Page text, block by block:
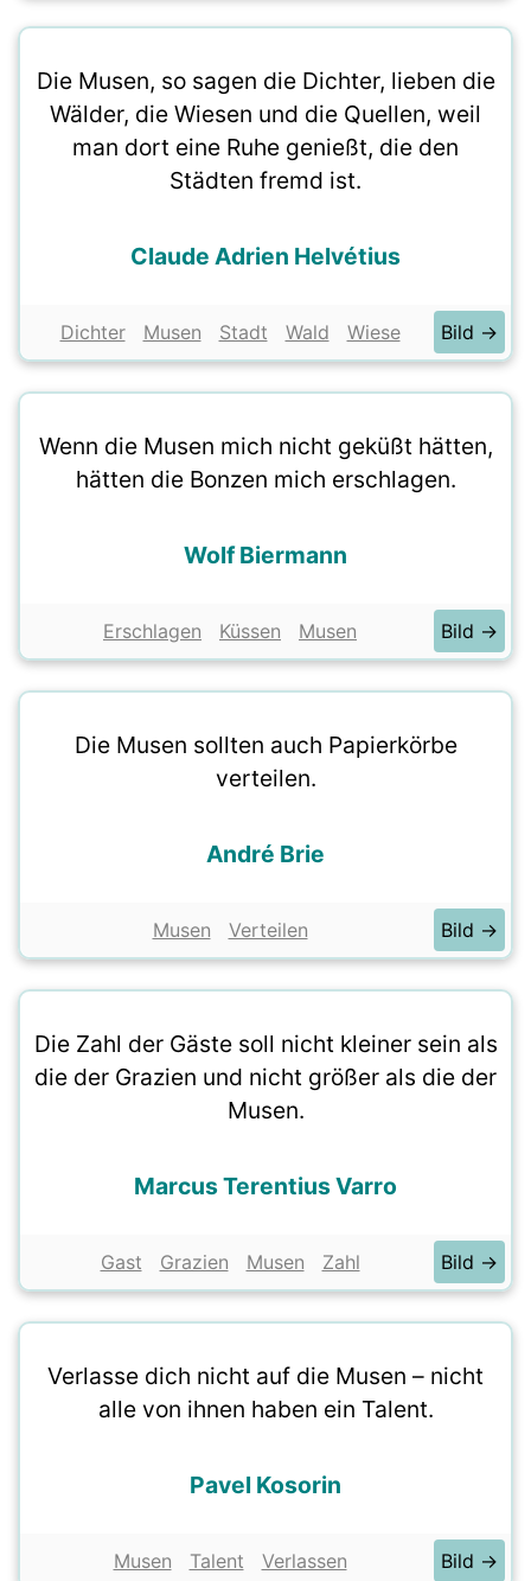
Die Musen, so sagen die Dichter, lieben die
Wälder, die Wiesen und die Quellen, weil
man dort eine Ruhe genießt, die den
Städten fremd ist.
Claude Adrien Helvétius
Dichter Musen Stadt Wald Wiese Bild →
Wenn die Musen mich nicht geküßt hätten,
hätten die Bonzen mich erschlagen.
Wolf Biermann
Erschlagen Küssen Musen Bild →
Die Musen sollten auch Papierkörbe
verteilen.
André Brie
Musen Verteilen Bild →
Die Zahl der Gäste soll nicht kleiner sein als
die der Grazien und nicht größer als die der
Musen.
Marcus Terentius Varro
Gast Grazien Musen Zahl Bild →
Verlasse dich nicht auf die Musen – nicht
alle von ihnen haben ein Talent.
Pavel Kosorin
Musen Talent Verlassen Bild →